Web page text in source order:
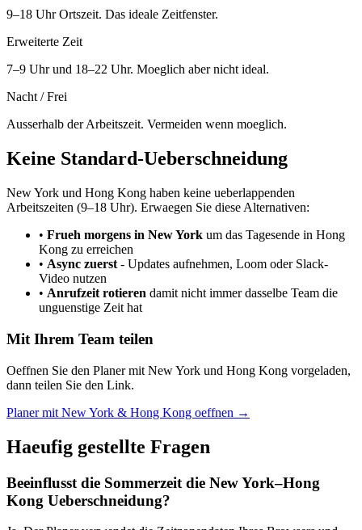
9–18 Uhr Ortszeit. Das ideale Zeitfenster.
Erweiterte Zeit
7–9 Uhr und 18–22 Uhr. Moeglich aber nicht ideal.
Nacht / Frei
Ausserhalb der Arbeitszeit. Vermeiden wenn moeglich.
Keine Standard-Ueberschneidung
New York und Hong Kong haben keine ueberlappenden
Arbeitszeiten (9–18 Uhr). Erwaegen Sie diese Alternativen:
• Frueh morgens in New York um das Tagesende in Hong
Kong zu erreichen
• Async zuerst - Updates aufnehmen, Loom oder Slack-
Video nutzen
• Anrufzeit rotieren damit nicht immer dasselbe Team die
unguenstige Zeit hat
Mit Ihrem Team teilen
Oeffnen Sie den Planer mit New York und Hong Kong vorgeladen,
dann teilen Sie den Link.
Planer mit New York & Hong Kong oeffnen →
Haeufig gestellte Fragen
Beeinflusst die Sommerzeit die New York–Hong
Kong Ueberschneidung?